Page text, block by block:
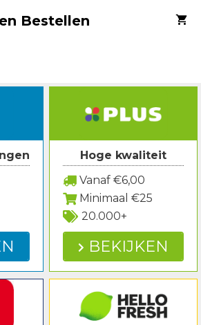
Bestellen
Hoge kwaliteit
Vanaf €6,00
Minimaal €25
20.000+
BEKIJKEN